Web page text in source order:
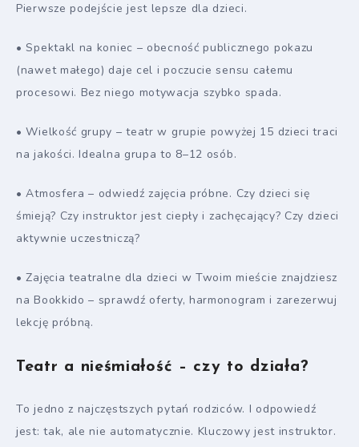
Pierwsze podejście jest lepsze dla dzieci.
• Spektakl na koniec – obecność publicznego pokazu
(nawet małego) daje cel i poczucie sensu całemu
procesowi. Bez niego motywacja szybko spada.
• Wielkość grupy – teatr w grupie powyżej 15 dzieci traci
na jakości. Idealna grupa to 8–12 osób.
• Atmosfera – odwiedź zajęcia próbne. Czy dzieci się
śmieją? Czy instruktor jest ciepły i zachęcający? Czy dzieci
aktywnie uczestniczą?
• Zajęcia teatralne dla dzieci w Twoim mieście znajdziesz
na Bookkido – sprawdź oferty, harmonogram i zarezerwuj
lekcję próbną.
Teatr a nieśmiałość – czy to działa?
To jedno z najczęstszych pytań rodziców. I odpowiedź
jest: tak, ale nie automatycznie. Kluczowy jest instruktor.